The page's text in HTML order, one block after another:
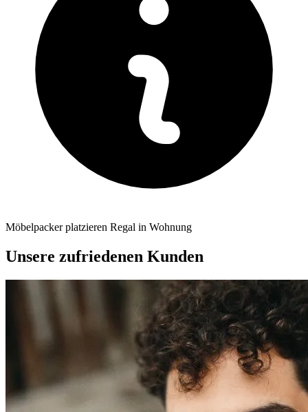
Möbelpacker platzieren Regal in Wohnung
Unsere zufriedenen Kunden